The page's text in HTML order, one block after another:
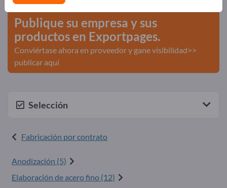
Publique su empresa y sus
productos en Exportpages.
Conviértase ahora en proveedor y gane visibilidad>>
publicar aquí
Selección
Fabricación por contrato
Anodización (5)
Elaboración de acero fino (12)